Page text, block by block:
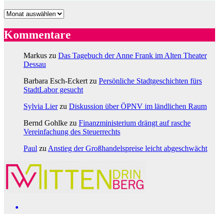
Archiv
Kommentare
Markus zu Das Tagebuch der Anne Frank im Alten Theater
Dessau
Barbara Esch-Eckert zu Persönliche Stadtgeschichten fürs
StadtLabor gesucht
Sylvia Lierzu Diskussion über ÖPNV im ländlichen Raum
Bernd Gohlke zu Finanzministerium drängt auf rasche
Vereinfachung des Steuerrechts
Paul zu Anstieg der Großhandelspreise leicht abgeschwächt